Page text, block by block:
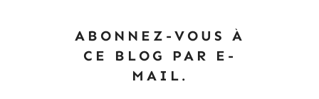
ABONNEZ-VOUS À
CE BLOG PAR E-
MAIL.